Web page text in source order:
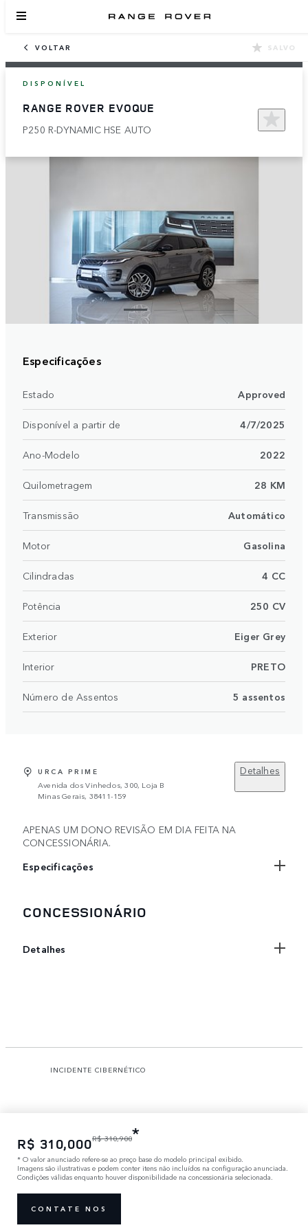
VOLTAR SALVO
DISPONÍVEL
RANGE ROVER EVOQUE
P250 R-DYNAMIC HSE AUTO
Especificações
Estado Approved
Disponível a partir de 4/7/2025
Ano-Modelo 2022
Quilometragem 28 KM
Transmissão Automático
Motor Gasolina
Cilindradas 4 CC
Potência 250 CV
Exterior Eiger Grey
Interior PRETO
Número de Assentos 5 assentos
URCA PRIME
Avenida dos Vinhedos, 300, Loja B
Minas Gerais, 38411-159
Detalhes
APENAS UM DONO REVISÃO EM DIA FEITA NA
CONCESSIONÁRIA.
Especificações
CONCESSIONÁRIO
Detalhes
R$ 310,000R$ 310,900*
* O valor anunciado refere-se ao preço base do modelo principal exibido.
Imagens são ilustrativas e podem conter itens não incluídos na configuração anunciada.
Condições válidas enquanto houver disponibilidade na concessionária selecionada.
CONTATE NOS
INCIDENTE CIBERNÉTICO